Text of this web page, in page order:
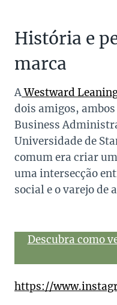
História e
marca
AWestward
dois amigos,
Business
Universidade de
comum era criar
uma intersecção
social e o varejo de
Descubra como
https://